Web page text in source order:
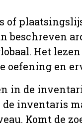
of
beschreven
Het
oefening en
in de
inventaris
Komt de